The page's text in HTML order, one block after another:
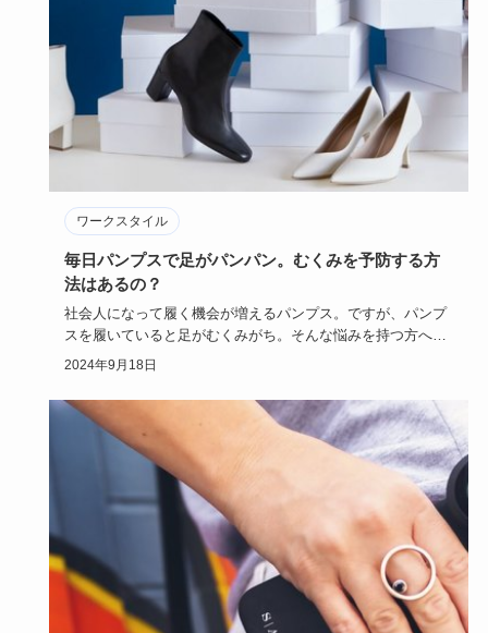
ワークスタイル
毎日パンプスで足がパンパン。むくみを予防する方
法はあるの？
社会人になって履く機会が増えるパンプス。ですが、パンプ
スを履いていると足がむくみがち。そんな悩みを持つ方へ。
足がむくんでし…
2024年9月18日